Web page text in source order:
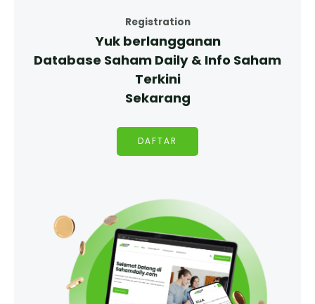
Registration
Yuk berlangganan
Database Saham Daily & Info Saham
Terkini
Sekarang
DAFTAR